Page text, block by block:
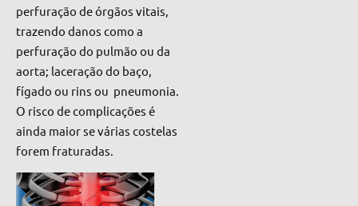
perfuração de órgãos vitais,
trazendo danos como a
perfuração do pulmão ou da
aorta; laceração do baço,
fígado ou rins ou pneumonia.
O risco de complicações é
ainda maior se várias costelas
forem fraturadas.